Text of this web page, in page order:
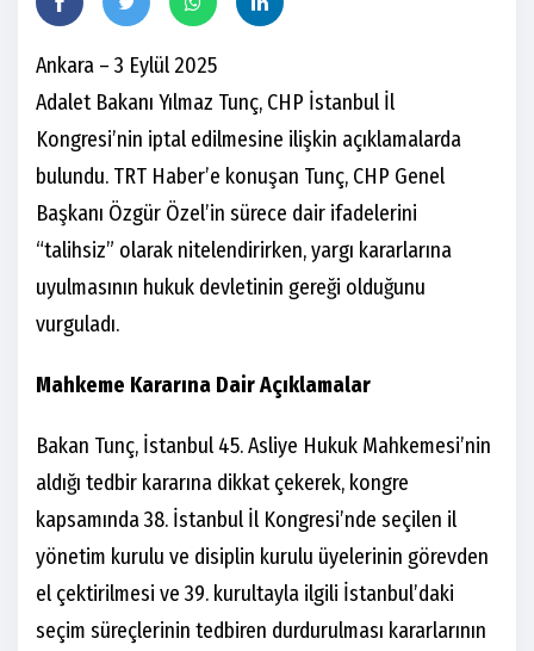
Ankara – 3 Eylül 2025
Adalet Bakanı Yılmaz Tunç, CHP İstanbul İl
Kongresi’nin iptal edilmesine ilişkin açıklamalarda
bulundu. TRT Haber’e konuşan Tunç, CHP Genel
Başkanı Özgür Özel’in sürece dair ifadelerini
“talihsiz” olarak nitelendirirken, yargı kararlarına
uyulmasının hukuk devletinin gereği olduğunu
vurguladı.
Mahkeme Kararına Dair Açıklamalar
Bakan Tunç, İstanbul 45. Asliye Hukuk Mahkemesi’nin
aldığı tedbir kararına dikkat çekerek, kongre
kapsamında 38. İstanbul İl Kongresi’nde seçilen il
yönetim kurulu ve disiplin kurulu üyelerinin görevden
el çektirilmesi ve 39. kurultayla ilgili İstanbul’daki
seçim süreçlerinin tedbiren durdurulması kararlarının